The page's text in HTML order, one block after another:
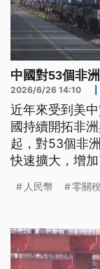
中國對53個非
2026/6/26 14:10
近年來受到美
國持續開拓非
起，對53個非
快速擴大，增
海獨大，內陸
人民幣 零關稅